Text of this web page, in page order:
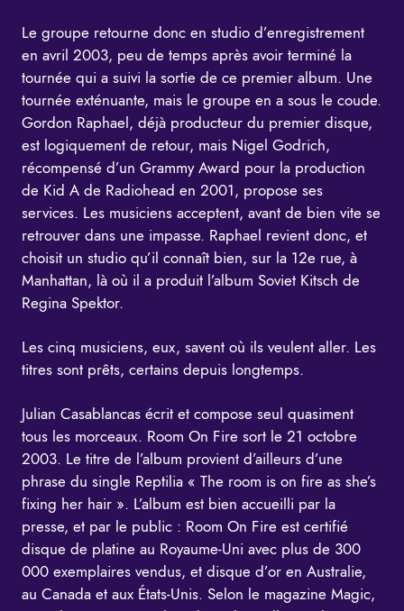
Le groupe retourne donc en studio d’enregistrement
en avril 2003, peu de temps après avoir terminé la
tournée qui a suivi la sortie de ce premier album. Une
tournée exténuante, mais le groupe en a sous le coude.
Gordon Raphael, déjà producteur du premier disque,
est logiquement de retour, mais Nigel Godrich,
récompensé d’un Grammy Award pour la production
de Kid A de Radiohead en 2001, propose ses
services. Les musiciens acceptent, avant de bien vite se
retrouver dans une impasse. Raphael revient donc, et
choisit un studio qu’il connaît bien, sur la 12e rue, à
Manhattan, là où il a produit l’album Soviet Kitsch de
Regina Spektor.
Les cinq musiciens, eux, savent où ils veulent aller. Les
titres sont prêts, certains depuis longtemps.
Julian Casablancas écrit et compose seul quasiment
tous les morceaux. Room On Fire sort le 21 octobre
2003. Le titre de l’album provient d’ailleurs d’une
phrase du single Reptilia « The room is on fire as she’s
fixing her hair ». L’album est bien accueilli par la
presse, et par le public : Room On Fire est certifié
disque de platine au Royaume-Uni avec plus de 300
000 exemplaires vendus, et disque d’or en Australie,
au Canada et aux États-Unis. Selon le magazine Magic,